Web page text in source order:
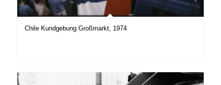
Chile Kundgebung Großmarkt, 1974